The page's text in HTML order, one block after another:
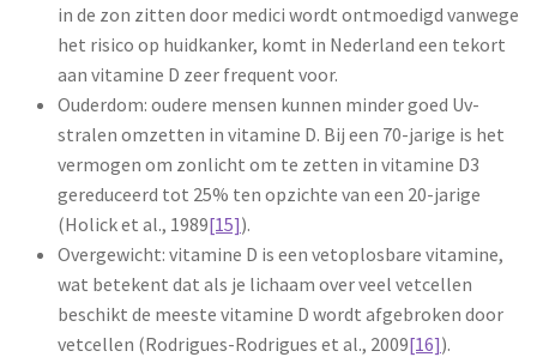
in de zon zitten door medici wordt ontmoedigd vanwege
het risico op huidkanker, komt in Nederland een tekort
aan vitamine D zeer frequent voor.
Ouderdom: oudere mensen kunnen minder goed Uv-
stralen omzetten in vitamine D. Bij een 70-jarige is het
vermogen om zonlicht om te zetten in vitamine D3
gereduceerd tot 25% ten opzichte van een 20-jarige
(Holick et al., 1989[15]).
Overgewicht: vitamine D is een vetoplosbare vitamine,
wat betekent dat als je lichaam over veel vetcellen
beschikt de meeste vitamine D wordt afgebroken door
vetcellen (Rodrigues-Rodrigues et al., 2009[16]).